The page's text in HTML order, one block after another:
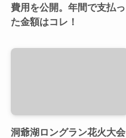
費用を公開。年間で支払っ
た金額はコレ！
洞爺湖ロングラン花火大会